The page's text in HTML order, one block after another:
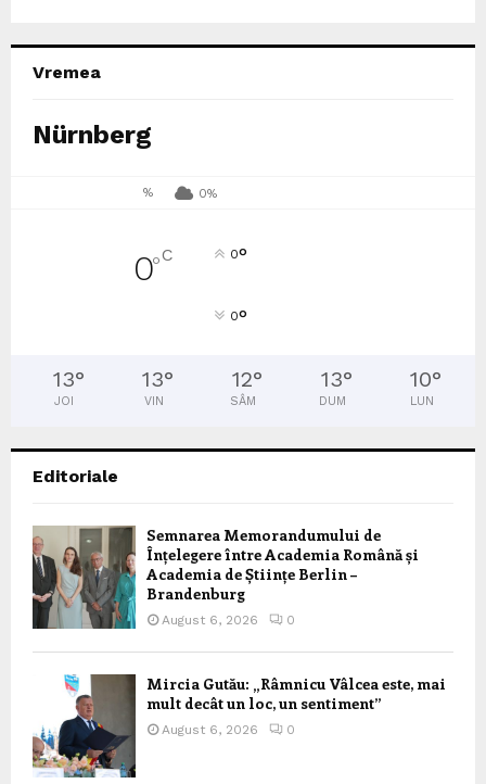
Vremea
Nürnberg
% 0%
0°C 0°
0°
13°
JOI
13°
VIN
12°
SÂM
13°
DUM
10°
LUN
Editoriale
Semnarea Memorandumului de
Înțelegere între Academia Română și
Academia de Științe Berlin –
Brandenburg
August 6, 2026 0
Mircia Gutău: „Râmnicu Vâlcea este, mai
mult decât un loc, un sentiment”
August 6, 2026 0